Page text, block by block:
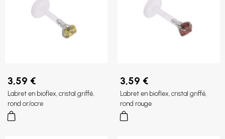
3,59 €
Labret en bioflex, cristal griffé,
rond or/ocre
3,59 €
Labret en bioflex, cristal griffé,
rond rouge